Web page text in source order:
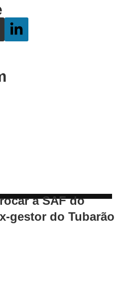
a SAF do
gestor do Tubarão